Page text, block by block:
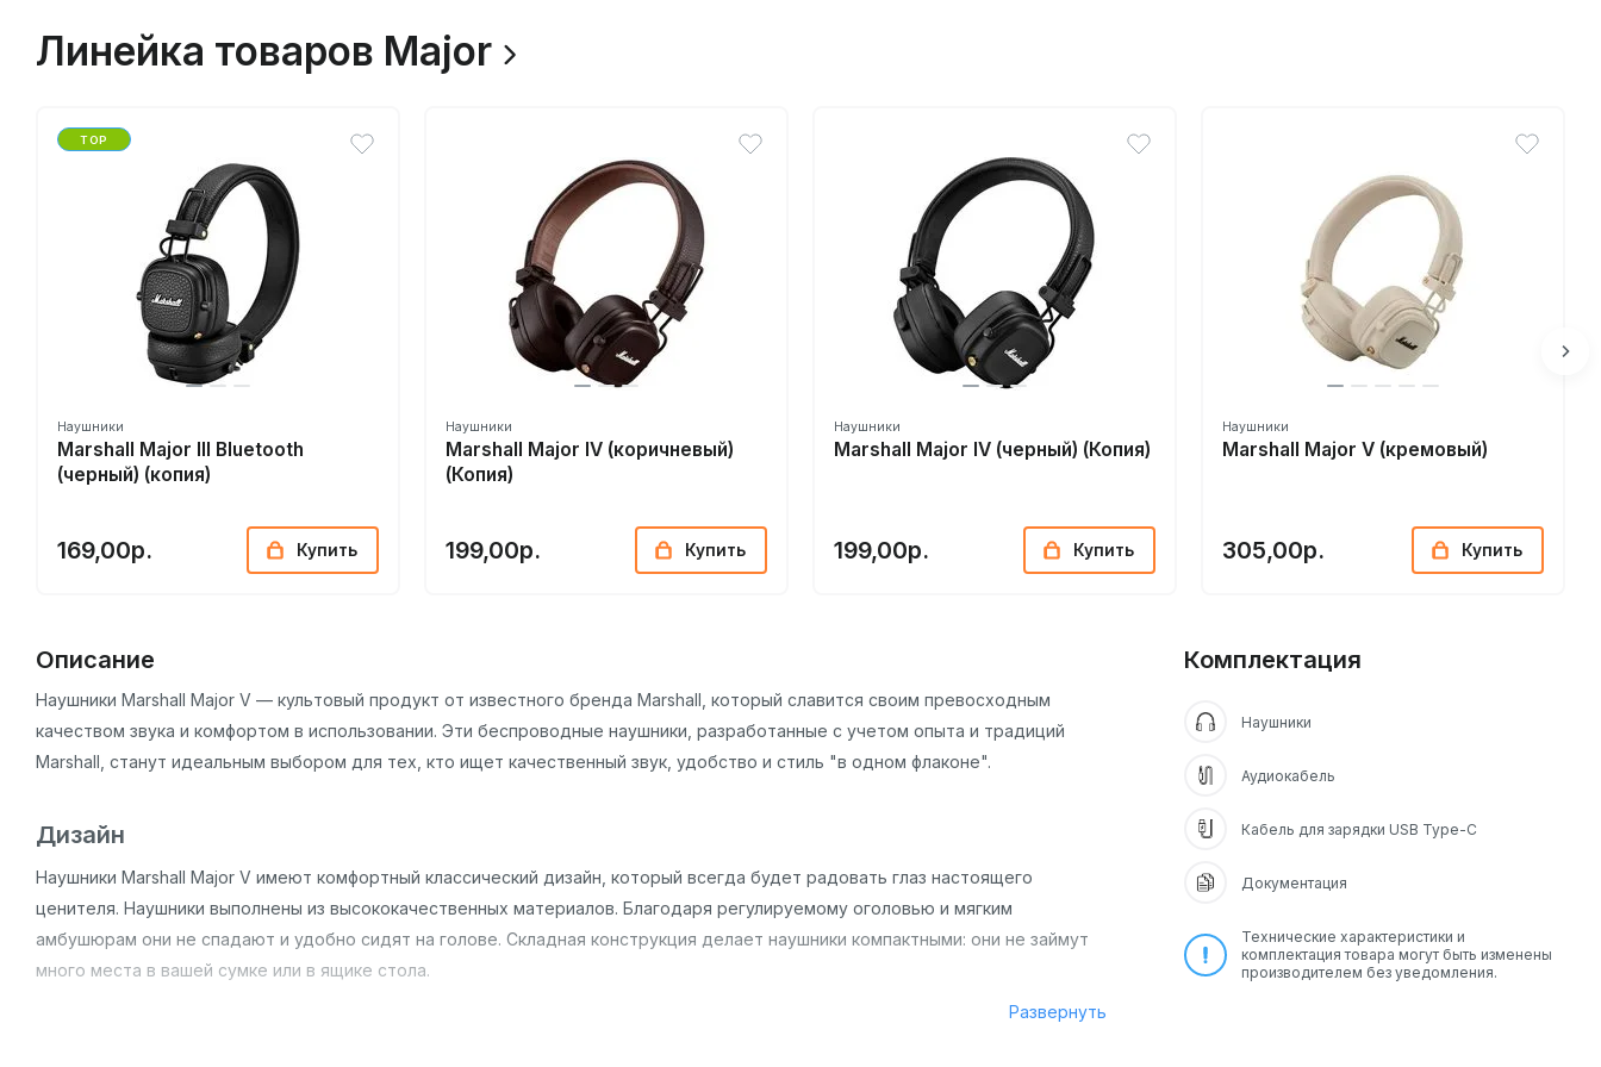
Линейка товаров Major
TOP
Наушники
Marshall Major III Bluetooth
(черный) (копия)
169,00р. Купить
Наушники
Marshall Major IV (коричневый)
(Копия)
199,00р. Купить
Наушники
Marshall Major IV (черный) (Копия)
199,00р. Купить
Наушники
Marshall Major V (кремовый)
305,00р. Купить
Описание
Наушники Marshall Major V — культовый продукт от известного бренда Marshall, который славится своим превосходным
качеством звука и комфортом в использовании. Эти беспроводные наушники, разработанные с учетом опыта и традиций
Marshall, станут идеальным выбором для тех, кто ищет качественный звук, удобство и стиль "в одном флаконе".
Дизайн
Наушники Marshall Major V имеют комфортный классический дизайн, который всегда будет радовать глаз настоящего
ценителя. Наушники выполнены из высококачественных материалов. Благодаря регулируемому оголовью и мягким
амбушюрам они не спадают и удобно сидят на голове. Складная конструкция делает наушники компактными: они не займут
много места в вашей сумке или в ящике стола.
Развернуть
Комплектация
Наушники
Аудиокабель
Кабель для зарядки USB Type-C
Документация
Технические характеристики и
комплектация товара могут быть изменены
производителем без уведомления.